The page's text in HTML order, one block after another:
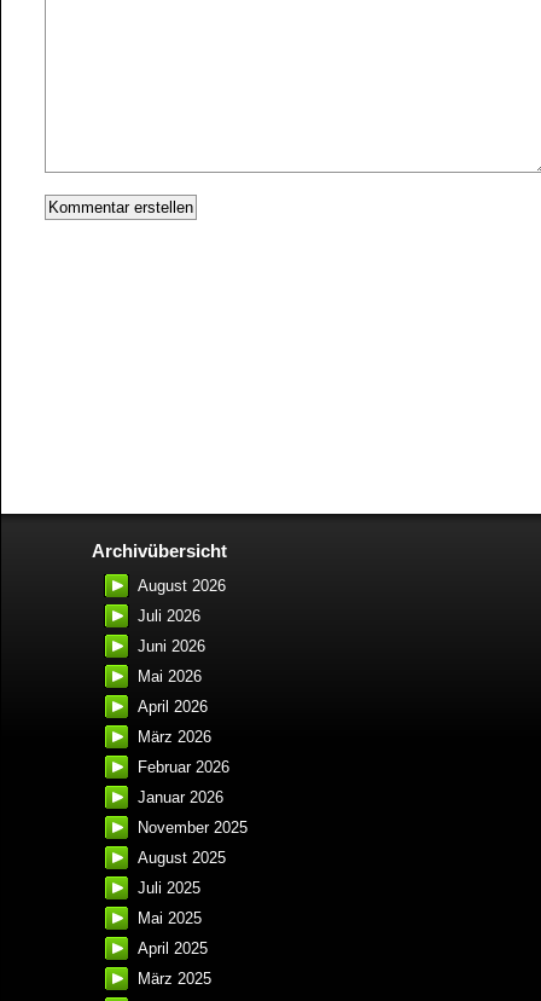
Archivübersicht
August 2026
Juli 2026
Juni 2026
Mai 2026
April 2026
März 2026
Februar 2026
Januar 2026
November 2025
August 2025
Juli 2025
Mai 2025
April 2025
März 2025